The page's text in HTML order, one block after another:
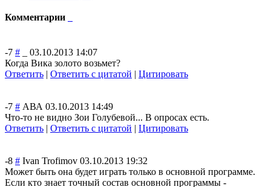
Комментарии
-7 #
03.10.2013 14:07
Когда Вика золото возьмет?
Ответить | Ответить с цитатой | Цитировать
-7 # АВА 03.10.2013 14:49
Что-то не видно Зои Голубевой... В опросах есть.
Ответить | Ответить с цитатой | Цитировать
-8 # Ivan Trofimov 03.10.2013 19:32
Может быть она будет играть только в основной программе.
Если кто знает точный состав основной программы -